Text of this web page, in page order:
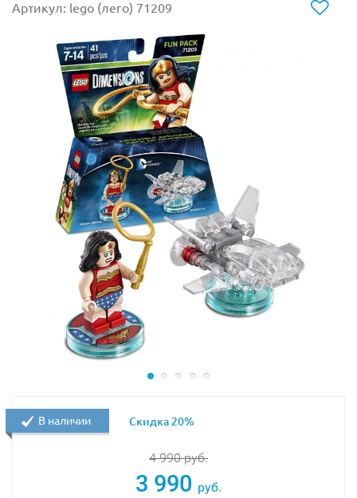
Артикул: lego (лего) 71209
4 990руб.
3 990 руб.
В наличии Скидка 20%